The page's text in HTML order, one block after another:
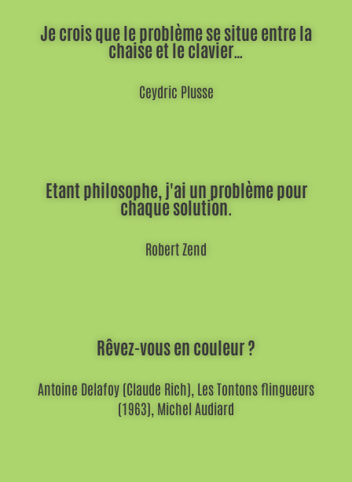
Je crois que le problème se situe entre la
chaise et le clavier…
Ceydric Plusse
Etant philosophe, j'ai un problème pour
chaque solution.
Robert Zend
Rêvez-vous en couleur ?
Antoine Delafoy (Claude Rich), Les Tontons flingueurs
(1963), Michel Audiard